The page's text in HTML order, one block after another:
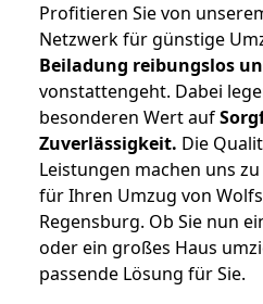
Profitieren Sie von
Netzwerk für günstige
Beiladung reibungslos
vonstattengeht. Dabei
besonderen Wert auf
Zuverlässigkeit. Die
Leistungen machen uns
für Ihren Umzug von
Regensburg. Ob Sie nun
oder ein großes Haus
passende Lösung für Sie.